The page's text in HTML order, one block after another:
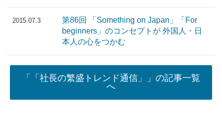
2015.07.3
第86回 「Something on Japan」「For
beginners」のコンセプトが 外国人・日
本人の心をつかむ
「「社長の繁盛トレンド通信」」の記事一覧
へ